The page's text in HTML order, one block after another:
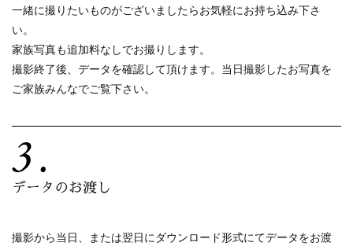
一緒に撮りたいものがございましたらお気軽にお持ち込み下さ
い。
家族写真も追加料なしでお撮りします。
撮影終了後、データを確認して頂けます。当日撮影したお写真を
ご家族みんなでご覧下さい。
データのお渡し
撮影から当日、または翌日にダウンロード形式にてデータをお渡